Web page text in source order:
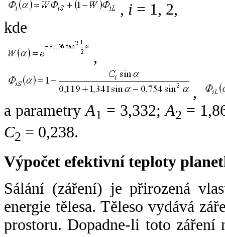
, i = 1, 2,
kde
,
,
a parametryA1 = 3,332;A2 =
C2 = 0,238.
Výpočet efektivní teploty
Sálání (záření) je přirozená
energie tělesa. Těleso vydává
prostoru. Dopadne-li toto záření